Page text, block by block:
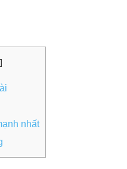
]
nhất